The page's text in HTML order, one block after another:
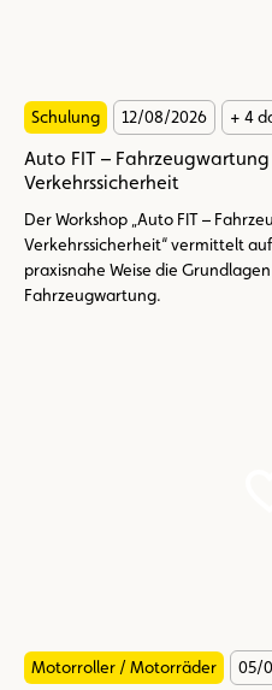
Schulung 12/08/2026 + 4
Auto FIT –
Verkehrssicherheit
Der Workshop „Auto FIT –
Verkehrssicherheit“ vermittelt
praxisnahe Weise die
Fahrzeugwartung.
Motorroller / Motorräder 05/